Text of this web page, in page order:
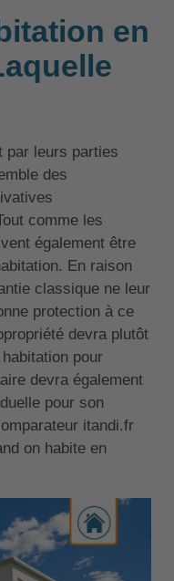
en
par leurs parties
des
comme les
également être
En raison
classique ne leur
protection à ce
devra plutôt
pour
devra également
pour son
itandi.fr
on habite en